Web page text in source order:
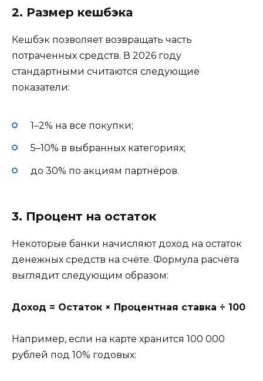
2. Размер кешбэка
Кешбэк позволяет возвращать часть
потраченных средств. В 2026 году
стандартными считаются следующие
показатели:
1–2% на все покупки;
5–10% в выбранных категориях;
до 30% по акциям партнёров.
3. Процент на остаток
Некоторые банки начисляют доход на остаток
денежных средств на счёте. Формула расчёта
выглядит следующим образом:
Доход = Остаток × Процентная ставка ÷ 100
Например, если на карте хранится 100 000
рублей под 10% годовых: